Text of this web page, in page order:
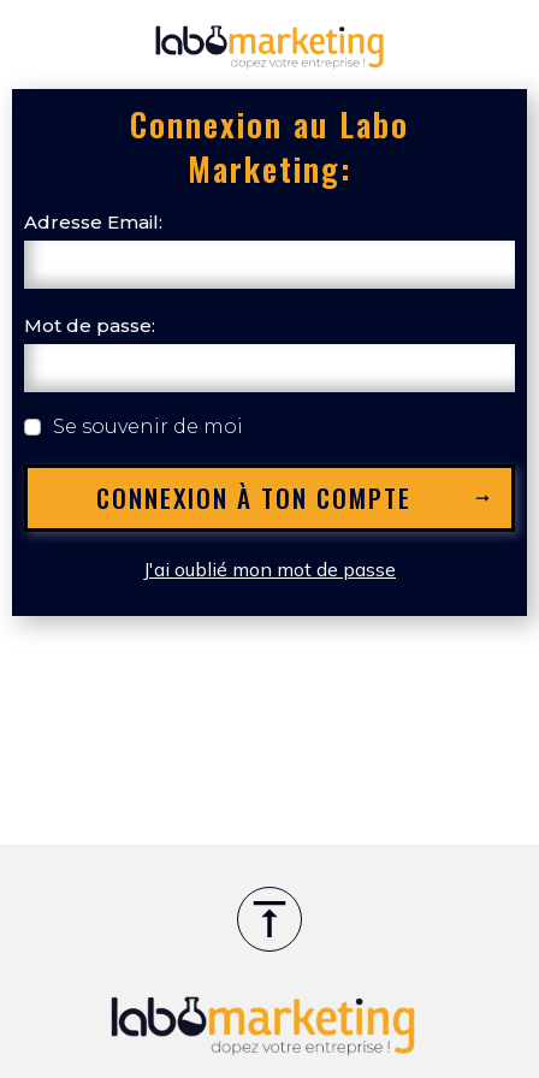
Connexion au Labo
Marketing:
Adresse Email:
Mot de passe:
Se souvenir de moi
CONNEXION À TON COMPTE
J'ai oublié mon mot de passe